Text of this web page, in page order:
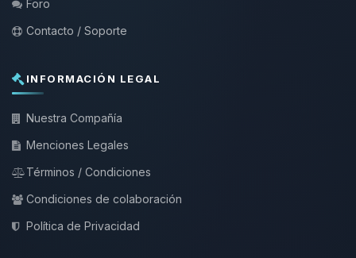
Foro
Contacto / Soporte
INFORMACIÓN LEGAL
Nuestra Compañía
Menciones Legales
Términos / Condiciones
Condiciones de colaboración
Política de Privacidad